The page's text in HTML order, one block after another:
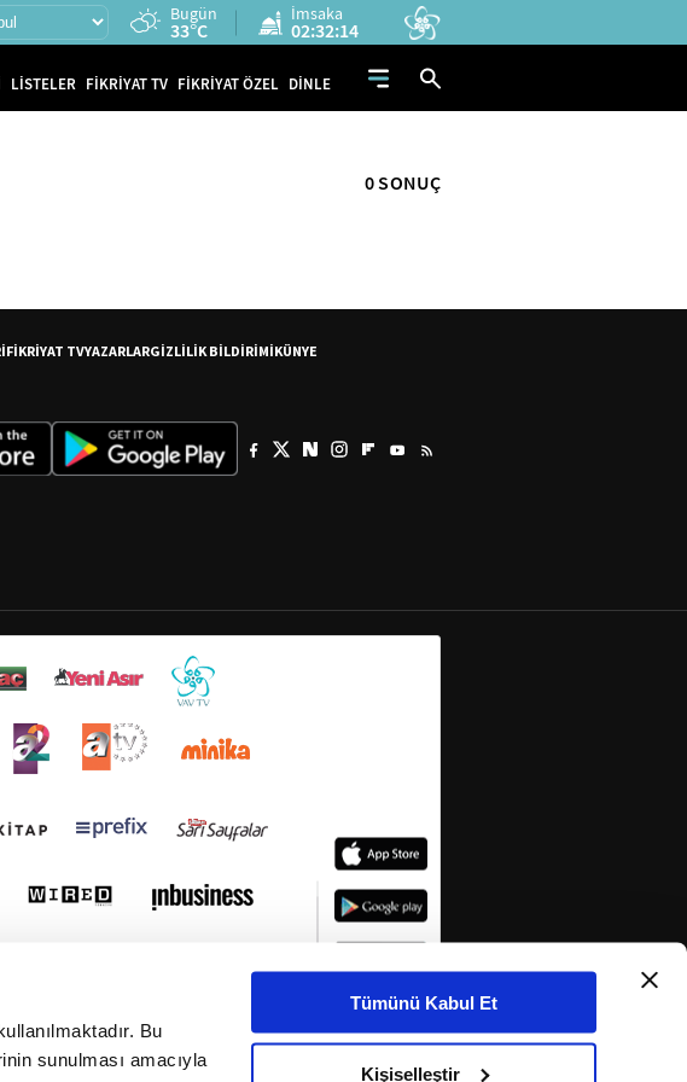
Bu
sunulması amacıyla
Tümünü Kabul Et
Kişiselleştir
Bugün
33°C
İmsaka
02:32:13
LİSTELER FİKRİYAT TV FİKRİYAT ÖZEL DİNLE
0 SONUÇ
FİKRİYAT TVYAZARLARGİZLİLİK BİLDİRİMİKÜNYE